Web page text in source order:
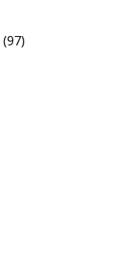
(97)